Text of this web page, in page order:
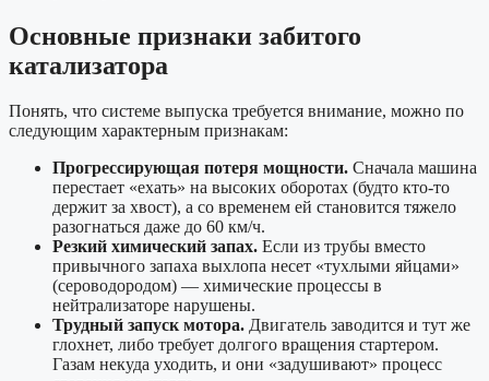
Основные признаки забитого
катализатора
Понять, что системе выпуска требуется внимание, можно по
следующим характерным признакам:
Прогрессирующая потеря мощности. Сначала машина
перестает «ехать» на высоких оборотах (будто кто-то
держит за хвост), а со временем ей становится тяжело
разогнаться даже до 60 км/ч.
Резкий химический запах. Если из трубы вместо
привычного запаха выхлопа несет «тухлыми яйцами»
(сероводородом) — химические процессы в
нейтрализаторе нарушены.
Трудный запуск мотора. Двигатель заводится и тут же
глохнет, либо требует долгого вращения стартером.
Газам некуда уходить, и они «задушивают» процесс